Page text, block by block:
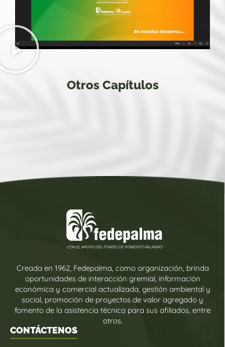
Otros Capítulos
Creada en 1962, Fedepalma, como organización, brinda
oportunidades de interacción gremial, información
económica y comercial actualizada, gestión ambiental y
social, promoción de proyectos de valor agregado y
fomento de la asistencia técnica para sus afiliados, entre
otros.
CONTÁCTENOS